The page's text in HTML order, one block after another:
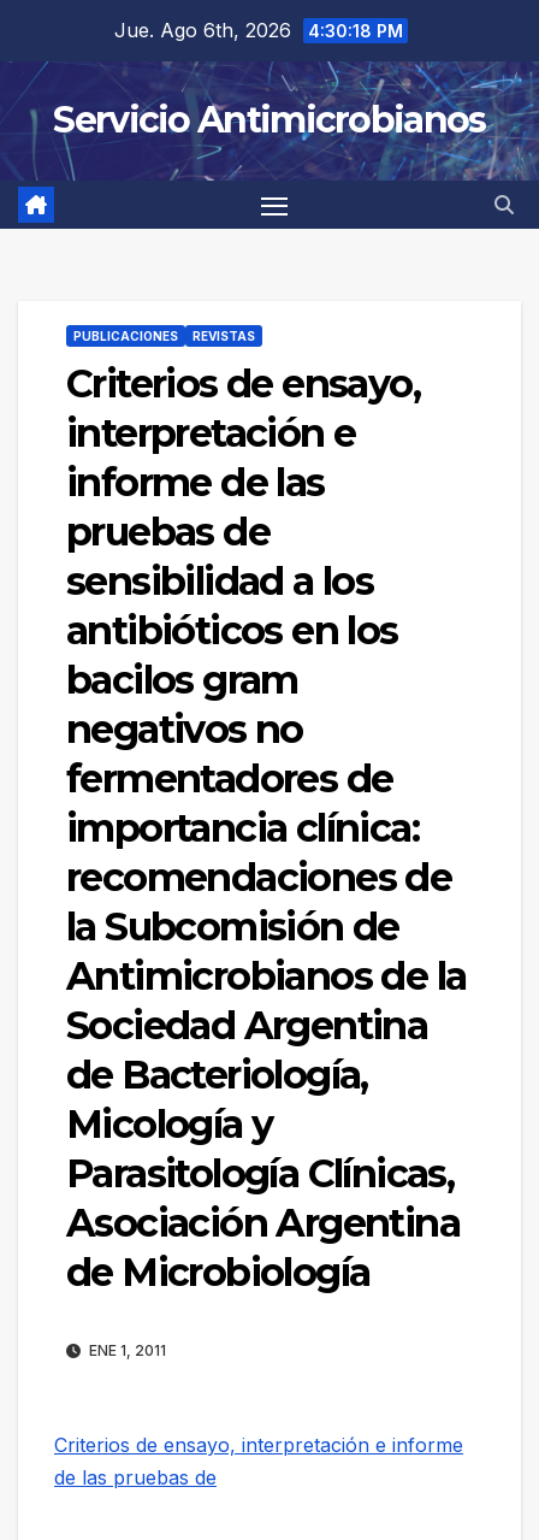
contenido
Jue. Ago 6th, 2026 4:30:19 PM
Servicio Antimicrobianos
PUBLICACIONES REVISTAS
Criterios de ensayo,
interpretación e
informe de las
pruebas de
sensibilidad a los
antibióticos en los
bacilos gram
negativos no
fermentadores de
importancia clínica:
recomendaciones de
la Subcomisión de
Antimicrobianos de la
Sociedad Argentina
de Bacteriología,
Micología y
Parasitología Clínicas,
Asociación Argentina
de Microbiología
ENE 1, 2011
Criterios de ensayo, interpretación e informe
de las pruebas de